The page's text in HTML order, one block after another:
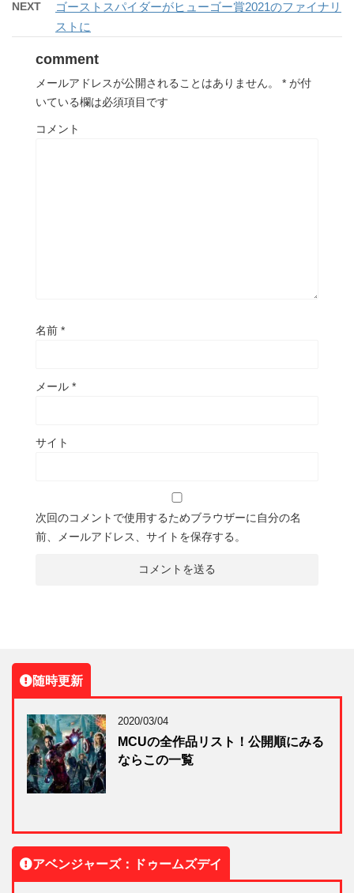
NEXT
ゴーストスパイダーがヒューゴー賞2021のファイナリ
ストに
comment
メールアドレスが公開されることはありません。 * が付
いている欄は必須項目です
コメント
名前 *
メール *
サイト
次回のコメントで使用するためブラウザーに自分の名
前、メールアドレス、サイトを保存する。
随時更新
2020/03/04
MCUの全作品リスト！公開順にみる
ならこの一覧
アベンジャーズ：ドゥームズデイ